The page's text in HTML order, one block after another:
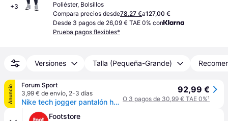
+3
Poliéster, Bolsillos
Compara precios desde78,27 €a127,00 €
Desde 3 pagos de 26,09 € TAE 0% con
Prueba pagos flexibles*
Versiones Talla (Pequeña-Grande)
Anuncio
Forum Sport
3,99 € de envío, 2-3 días
Nike tech jogger pantalón hombre - Negro - M
92,99 €
O 3 pagos de 30,99 € TAE 0%¹
Footstore